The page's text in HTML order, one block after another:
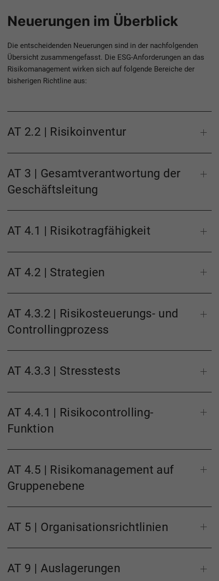
Neuerungen im Überblick
Die entscheidenden Neuerungen sind in der nachfolgenden
Übersicht zusammengefasst. Die ESG-Anforderungen an das
Risikomanagement wirken sich auf folgende Bereiche der
bisherigen Richtline aus:
AT 2.2 | Risikoinventur
AT 3 | Gesamtverantwortung der
Geschäftsleitung
AT 4.1 | Risikotragfähigkeit
AT 4.2 | Strategien
AT 4.3.2 | Risikosteuerungs- und
Controllingprozess
AT 4.3.3 | Stresstests
AT 4.4.1 | Risikocontrolling-
Funktion
AT 4.5 | Risikomanagement auf
Gruppenebene
AT 5 | Organisationsrichtlinien
AT 9 | Auslagerungen